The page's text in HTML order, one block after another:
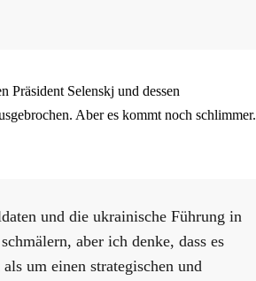
Präsident Selenskj und dessen
Aber es kommt noch schlimmer.
und die ukrainische Führung in
aber ich denke, dass es
um einen strategischen und